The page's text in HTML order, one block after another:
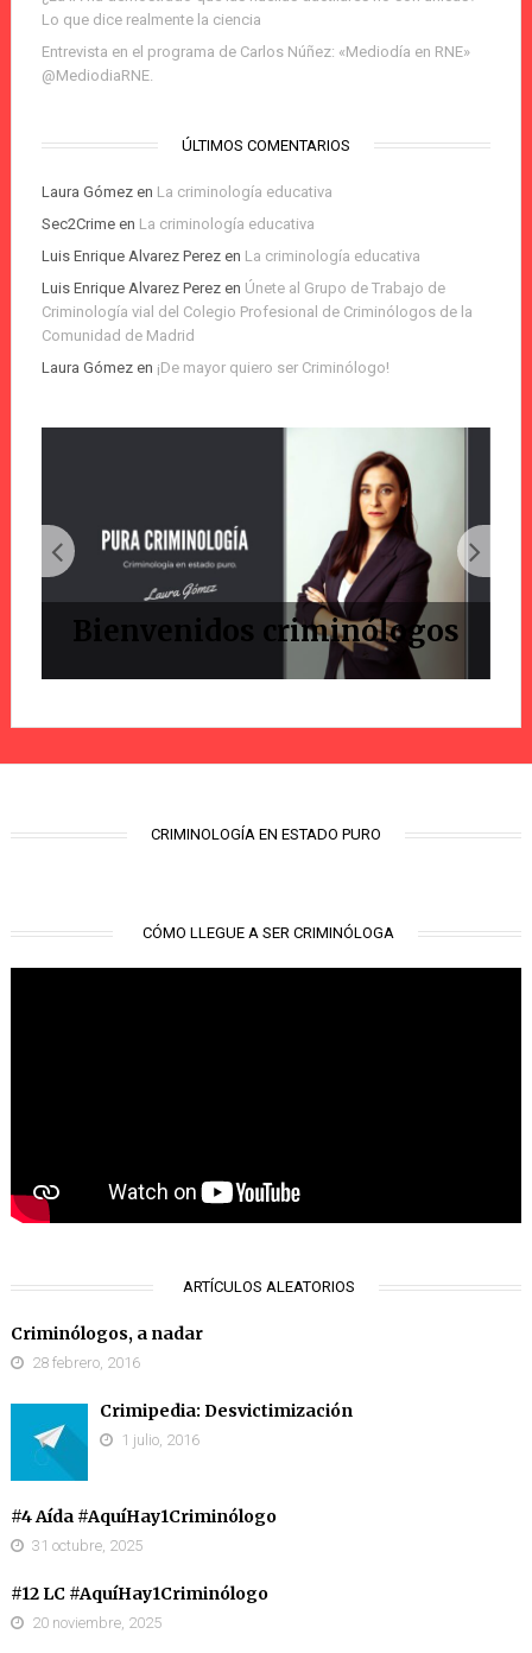
Lo que dice realmente la ciencia
Entrevista en el programa de Carlos Núñez: «Mediodía en RNE»
@MediodiaRNE.
ÚLTIMOS COMENTARIOS
Laura Gómezen La criminología educativa
Sec2Crimeen La criminología educativa
Luis Enrique Alvarez Perezen La criminología educativa
Luis Enrique Alvarez Perezen Únete al Grupo de Trabajo de
Criminología vial del Colegio Profesional de Criminólogos de la
Comunidad de Madrid
Laura Gómezen ¡De mayor quiero ser Criminólogo!
Bienvenidos criminólogos
CRIMINOLOGÍA EN ESTADO PURO
CÓMO LLEGUE A SER CRIMINÓLOGA
ARTÍCULOS ALEATORIOS
Criminólogos, a nadar
28 febrero, 2016
Crimipedia: Desvictimización
1 julio, 2016
#4 Aída #AquíHay1Criminólogo
31 octubre, 2025
#12 LC #AquíHay1Criminólogo
20 noviembre, 2025